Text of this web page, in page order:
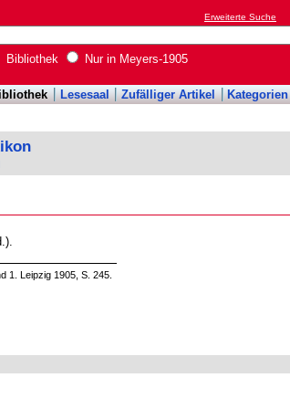
Erweiterte Suche
Bibliothek Nur in Meyers-1905
Lesesaal Zufälliger Artikel Kategorien
1. Leipzig 1905, S. 245.